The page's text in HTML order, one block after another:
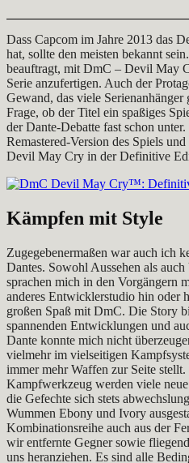
Dass Capcom im Jahre 2013 das
hat, sollte den meisten bekannt
beauftragt, mit DmC – Devil May
Serie anzufertigen. Auch der
Gewand, das viele
Frage, ob der Titel ein spaßiges
der Dante-Debatte fast schon
Remastered-Version des Spiels
Devil May Cry in der Definitive
Kämpfen mit Style
Zugegebenermaßen war auch ich
Dantes. Sowohl Aussehen als
sprachen mich in den Vorgängern
anderes Entwicklerstudio hin oder
großen Spaß mit DmC. Die Story
spannenden Entwicklungen und
Dante konnte mich nicht
vielmehr im vielseitigen
immer mehr Waffen zur Seite
Kampfwerkzeug werden viele
die Gefechte sich stets
Wummen Ebony und Ivory
Kombinationsreihe auch aus der
wir entfernte Gegner sowie
uns heranziehen. Es sind alle